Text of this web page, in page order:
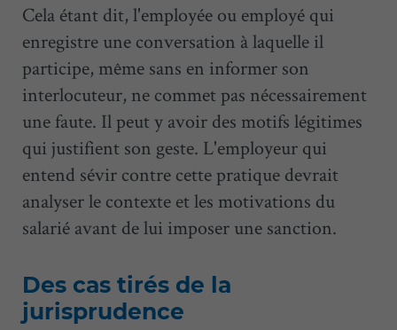
Cela étant dit, l'employée ou employé qui
enregistre une conversation à laquelle il
participe, même sans en informer son
interlocuteur, ne commet pas nécessairement
une faute. Il peut y avoir des motifs légitimes
qui justifient son geste. L'employeur qui
entend sévir contre cette pratique devrait
analyser le contexte et les motivations du
salarié avant de lui imposer une sanction.
Des cas tirés de la
jurisprudence